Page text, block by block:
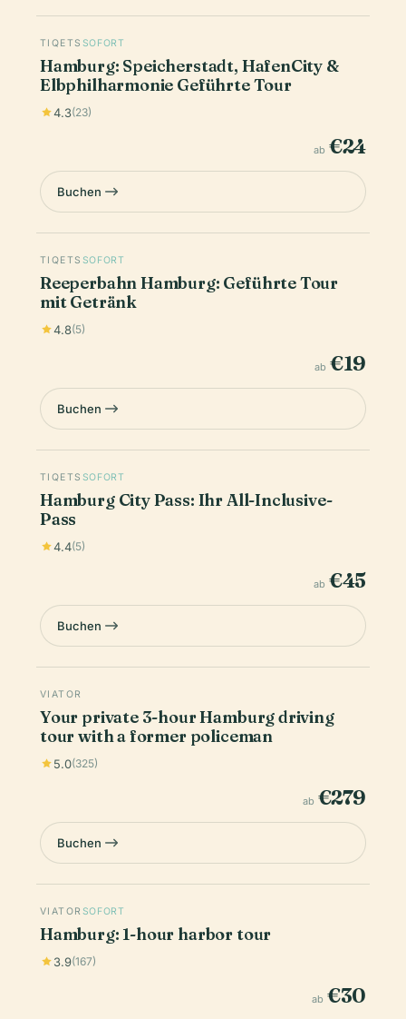
TIQETS SOFORT
Hamburg: Speicherstadt, HafenCity &
Elbphilharmonie Geführte Tour
4.3(23)
ab €24
Buchen
TIQETS SOFORT
Reeperbahn Hamburg: Geführte Tour
mit Getränk
4.8(5)
ab €19
Buchen
TIQETS SOFORT
Hamburg City Pass: Ihr All-Inclusive-
Pass
4.4(5)
ab €45
Buchen
VIATOR
Your private 3-hour Hamburg driving
tour with a former policeman
5.0(325)
ab €279
Buchen
VIATOR SOFORT
Hamburg: 1-hour harbor tour
3.9(167)
ab €30